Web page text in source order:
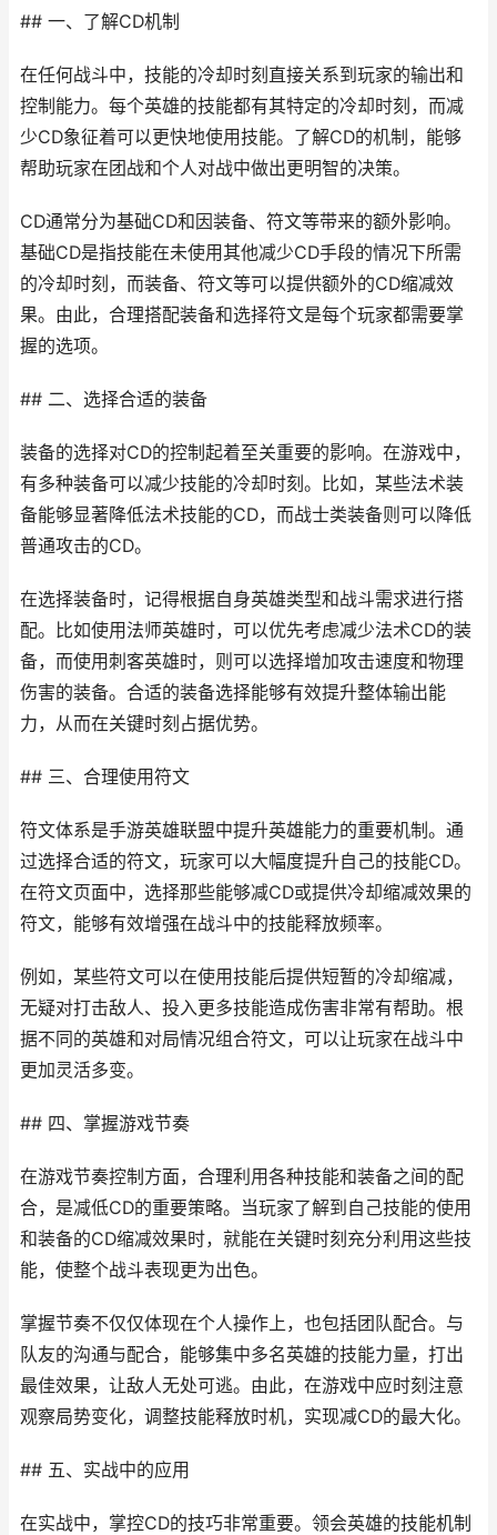
## 一、了解CD机制
在任何战斗中，技能的冷却时刻直接关系到玩家的输出和
控制能力。每个英雄的技能都有其特定的冷却时刻，而减
少CD象征着可以更快地使用技能。了解CD的机制，能够
帮助玩家在团战和个人对战中做出更明智的决策。
CD通常分为基础CD和因装备、符文等带来的额外影响。
基础CD是指技能在未使用其他减少CD手段的情况下所需
的冷却时刻，而装备、符文等可以提供额外的CD缩减效
果。由此，合理搭配装备和选择符文是每个玩家都需要掌
握的选项。
## 二、选择合适的装备
装备的选择对CD的控制起着至关重要的影响。在游戏中，
有多种装备可以减少技能的冷却时刻。比如，某些法术装
备能够显著降低法术技能的CD，而战士类装备则可以降低
普通攻击的CD。
在选择装备时，记得根据自身英雄类型和战斗需求进行搭
配。比如使用法师英雄时，可以优先考虑减少法术CD的装
备，而使用刺客英雄时，则可以选择增加攻击速度和物理
伤害的装备。合适的装备选择能够有效提升整体输出能
力，从而在关键时刻占据优势。
## 三、合理使用符文
符文体系是手游英雄联盟中提升英雄能力的重要机制。通
过选择合适的符文，玩家可以大幅度提升自己的技能CD。
在符文页面中，选择那些能够减CD或提供冷却缩减效果的
符文，能够有效增强在战斗中的技能释放频率。
例如，某些符文可以在使用技能后提供短暂的冷却缩减，
无疑对打击敌人、投入更多技能造成伤害非常有帮助。根
据不同的英雄和对局情况组合符文，可以让玩家在战斗中
更加灵活多变。
## 四、掌握游戏节奏
在游戏节奏控制方面，合理利用各种技能和装备之间的配
合，是减低CD的重要策略。当玩家了解到自己技能的使用
和装备的CD缩减效果时，就能在关键时刻充分利用这些技
能，使整个战斗表现更为出色。
掌握节奏不仅仅体现在个人操作上，也包括团队配合。与
队友的沟通与配合，能够集中多名英雄的技能力量，打出
最佳效果，让敌人无处可逃。由此，在游戏中应时刻注意
观察局势变化，调整技能释放时机，实现减CD的最大化。
## 五、实战中的应用
在实战中，掌控CD的技巧非常重要。领会英雄的技能机制